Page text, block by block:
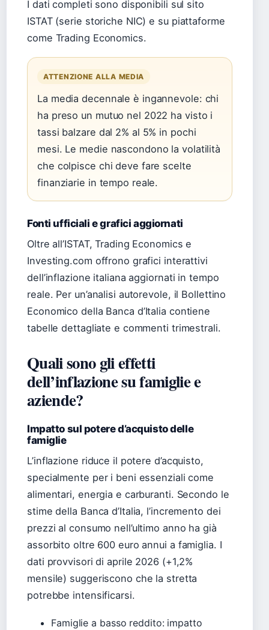
I dati completi sono disponibili sul sito
ISTAT (serie storiche NIC) e su piattaforme
come Trading Economics.
ATTENZIONE ALLA MEDIA
La media decennale è ingannevole: chi
ha preso un mutuo nel 2022 ha visto i
tassi balzare dal 2% al 5% in pochi
mesi. Le medie nascondono la volatilità
che colpisce chi deve fare scelte
finanziarie in tempo reale.
Fonti ufficiali e grafici aggiornati
Oltre all’ISTAT, Trading Economics e
Investing.com offrono grafici interattivi
dell’inflazione italiana aggiornati in tempo
reale. Per un’analisi autorevole, il Bollettino
Economico della Banca d’Italia contiene
tabelle dettagliate e commenti trimestrali.
Quali sono gli effetti
dell’inflazione su famiglie e
aziende?
Impatto sul potere d’acquisto delle
famiglie
L’inflazione riduce il potere d’acquisto,
specialmente per i beni essenziali come
alimentari, energia e carburanti. Secondo le
stime della Banca d’Italia, l’incremento dei
prezzi al consumo nell’ultimo anno ha già
assorbito oltre 600 euro annui a famiglia. I
dati provvisori di aprile 2026 (+1,2%
mensile) suggeriscono che la stretta
potrebbe intensificarsi.
Famiglie a basso reddito: impatto